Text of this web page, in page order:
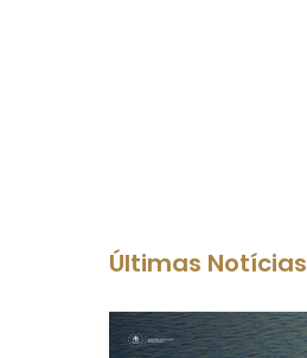
Últimas Notícias